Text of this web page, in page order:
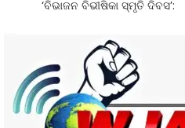
‘ବିଭାଜନ ବିଭୀଷିକା ସ୍ମୃତି ଦିବସ’: